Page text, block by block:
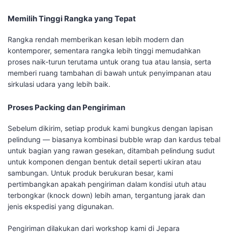
Memilih Tinggi Rangka yang Tepat
Rangka rendah memberikan kesan lebih modern dan
kontemporer, sementara rangka lebih tinggi memudahkan
proses naik-turun terutama untuk orang tua atau lansia, serta
memberi ruang tambahan di bawah untuk penyimpanan atau
sirkulasi udara yang lebih baik.
Proses Packing dan Pengiriman
Sebelum dikirim, setiap produk kami bungkus dengan lapisan
pelindung — biasanya kombinasi bubble wrap dan kardus tebal
untuk bagian yang rawan gesekan, ditambah pelindung sudut
untuk komponen dengan bentuk detail seperti ukiran atau
sambungan. Untuk produk berukuran besar, kami
pertimbangkan apakah pengiriman dalam kondisi utuh atau
terbongkar (knock down) lebih aman, tergantung jarak dan
jenis ekspedisi yang digunakan.
Pengiriman dilakukan dari workshop kami di Jepara